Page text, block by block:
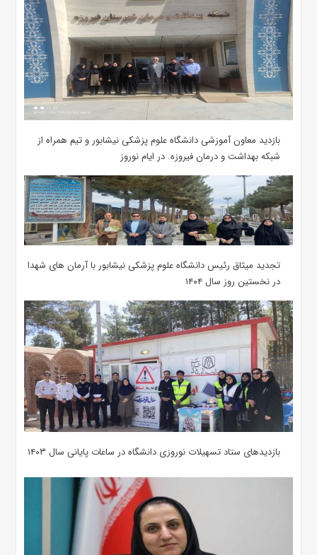
بازدید معاون آموزشی دانشگاه علوم پزشکی نیشابور و تیم همراه از
شبکه بهداشت و درمان فیروزه. در ایام نوروز
تجدید میثاق رئیس دانشگاه علوم پزشکی نیشابور با آرمان های شهدا
در نخستین روز سال ۱۴۰۴
بازدیدهای ستاد تسهیلات نوروزی دانشگاه در ساعات پایانی سال ۱۴۰۳